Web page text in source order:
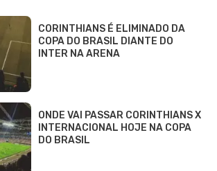
CORINTHIANS É ELIMINADO DA
COPA DO BRASIL DIANTE DO
INTER NA ARENA
ONDE VAI PASSAR CORINTHIANS X
INTERNACIONAL HOJE NA COPA
DO BRASIL